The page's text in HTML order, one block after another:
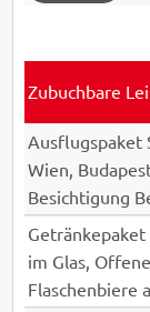
Zubuchbare
Ausflugspaket
Wien,
Besichtigung
im Glas,
Flaschenbiere